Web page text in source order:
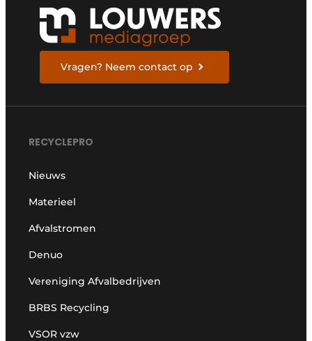
Vragen? Neem contact op
RECYCLEPRO
Nieuws
Materieel
Afvalstromen
Denuo
Vereniging Afvalbedrijven
BRBS Recycling
VSOR vzw